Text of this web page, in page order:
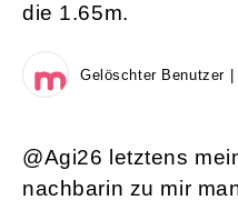
die 1.65m.
Gelöschter Benutzer |
@Agi26 letztens
nachbarin zu mir